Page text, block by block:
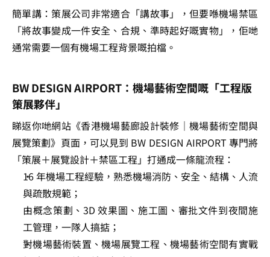
簡單講：策展公司非常適合「講故事」，但要喺機場禁區
「將故事變成一件安全、合規、準時起好嘅實物」，佢哋
通常需要一個有機場工程背景嘅拍檔。
BW DESIGN AIRPORT：機場藝術空間嘅「工程版
策展夥伴」
睇返你哋網站《香港機場藝廊設計裝修｜機場藝術空間與
展覽策劃》頁面，可以見到 BW DESIGN AIRPORT 專門將
「策展＋展覽設計＋禁區工程」打通成一條龍流程：
16 年機場工程經驗，熟悉機場消防、安全、結構、人流
與疏散規範；
由概念策劃、3D 效果圖、施工圖、審批文件到夜間施
工管理，一隊人搞掂；​
對機場藝術裝置、機場展覽工程、機場藝術空間有實戰